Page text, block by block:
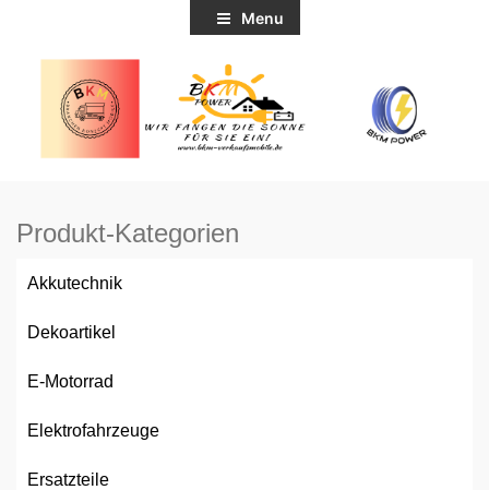
Menu
Produkt-Kategorien
Akkutechnik
Dekoartikel
E-Motorrad
Elektrofahrzeuge
Ersatzteile